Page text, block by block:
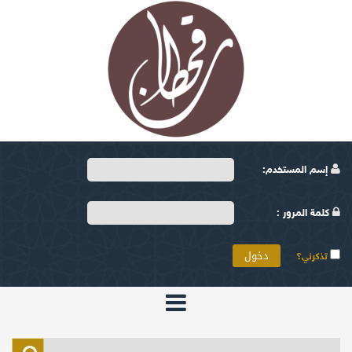
إسم المستخدم:
كلمة المرور :
تذكرني؟